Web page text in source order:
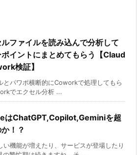
ファイルを読み込んで分析して
イントにまとめてもらう【Claud
検証】
とパワポ横断的にCoworkで処理してもら
でエクセル分析 ...
はChatGPT,Copilot,Geminiを超
！？
い機能が増えたり、サービスが登場したり